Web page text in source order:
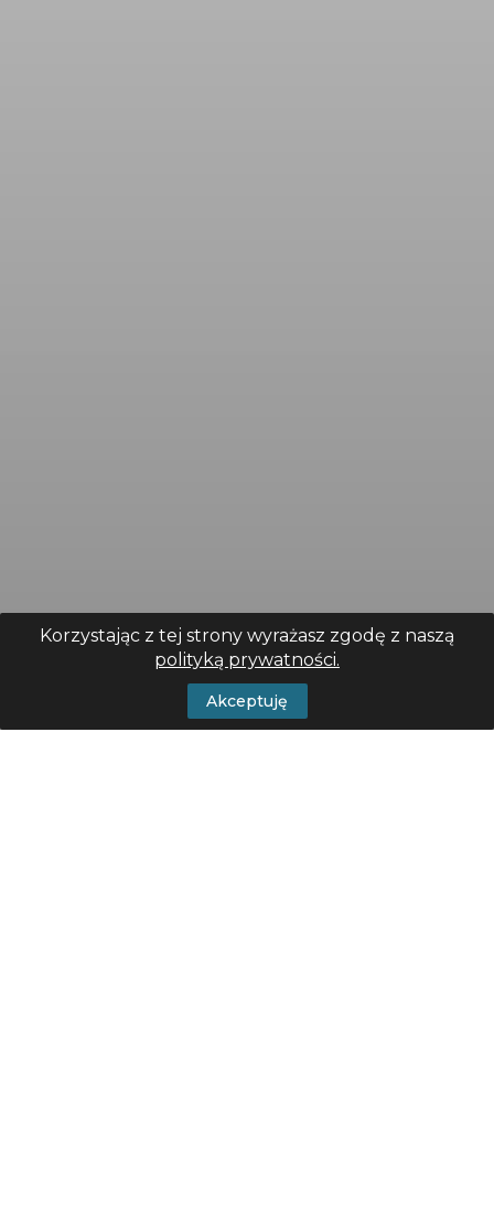
Korzystając z tej strony wyrażasz zgodę z naszą
polityką prywatności.
Akceptuję